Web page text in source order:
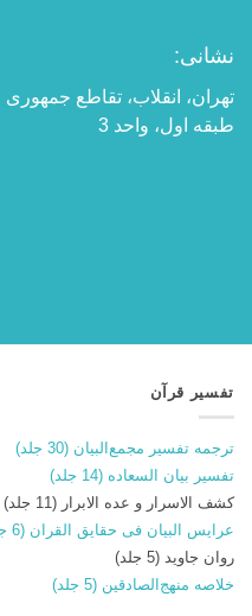
نشانی:
طبقه اول، واحد 3
تفسیر قرآن
ترجمه تفسیر مجمع‌البیان (30 جلد)
تفسیر بیان السعاده (14 جلد)
کشف الاسرار و عده الابرار (11 جلد)
عرایس البیان فی حقایق القران (6 جلد)
روان جاوید (5 جلد)
خلاصه منهج‌الصادقین (5 جلد)